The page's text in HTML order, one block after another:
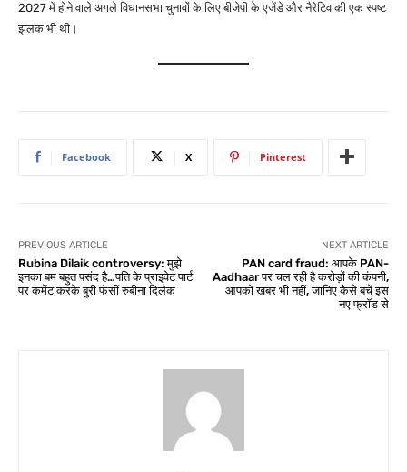
2027 में होने वाले अगले विधानसभा चुनावों के लिए बीजेपी के एजेंडे और नैरेटिव की एक स्पष्ट
झलक भी थी।
Facebook X Pinterest
PREVIOUS ARTICLE
Rubina Dilaik controversy: मुझे
इनका बम बहुत पसंद है…पति के प्राइवेट पार्ट
पर कमेंट करके बुरी फंसीं रुबीना दिलैक
NEXT ARTICLE
PAN card fraud: आपके PAN-
Aadhaar पर चल रही है करोड़ों की कंपनी,
आपको खबर भी नहीं, जानिए कैसे बचें इस
नए फ्रॉड से